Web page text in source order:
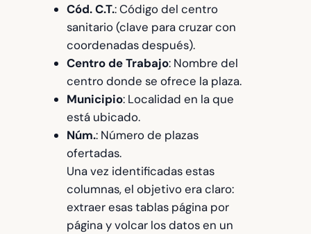
Cód. C.T.: Código del centro
sanitario (clave para cruzar con
coordenadas después).
Centro de Trabajo: Nombre del
centro donde se ofrece la plaza.
Municipio: Localidad en la que
está ubicado.
Núm.: Número de plazas
ofertadas.
Una vez identificadas estas
columnas, el objetivo era claro:
extraer esas tablas página por
página y volcar los datos en un